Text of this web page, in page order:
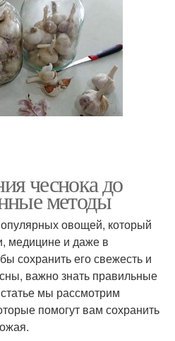
чеснока до
методы
овощей, который
медицине и даже в
сохранить его свежесть и
важно знать правильные
мы рассмотрим
помогут вам сохранить